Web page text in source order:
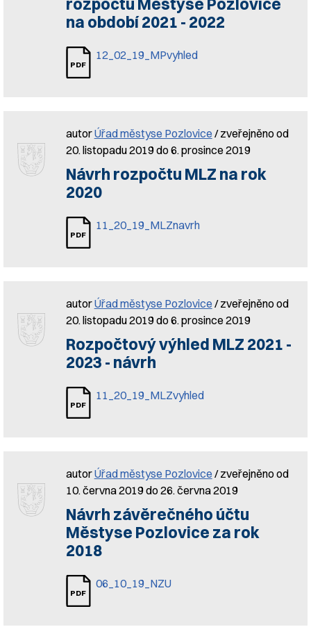
rozpočtu Městyse Pozlovice
na období 2021 - 2022
12_02_19_MPvyhled
autorÚřad městyse Pozlovice / zveřejněno od
20. listopadu 2019 do 6. prosince 2019
Návrh rozpočtu MLZ na rok
2020
11_20_19_MLZnavrh
autorÚřad městyse Pozlovice / zveřejněno od
20. listopadu 2019 do 6. prosince 2019
Rozpočtový výhled MLZ 2021 -
2023 - návrh
11_20_19_MLZvyhled
autorÚřad městyse Pozlovice / zveřejněno od
10. června 2019 do 26. června 2019
Návrh závěrečného účtu
Městyse Pozlovice za rok
2018
06_10_19_NZU